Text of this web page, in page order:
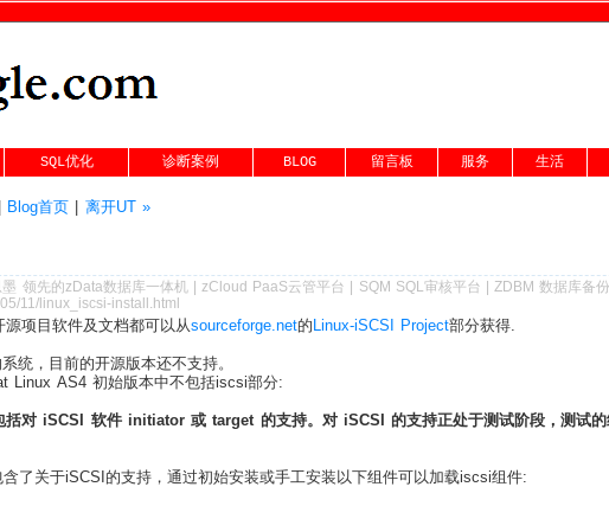
SQL优化 诊断案例 BLOG 留言板 服务 生活
Blog首页| 离开UT »
领先的zData数据库一体机|zCloud PaaS云管平台 SQM SQL审核平台 |ZDBM 数据库备
11/linux_iscsi-install.html
项目软件及文档都可以从sourceforge.net的Linux-iSCSI Project部分获得.
统，目前的开源版本还不支持。
Linux AS4 初始版本中不包括iscsi部分:
对 iSCSI 软件 initiator 或 target 的支持。对 iSCSI 的支持正处于测试阶段，测试
了关于iSCSI的支持，通过初始安装或手工安装以下组件可以加载iscsi组件: